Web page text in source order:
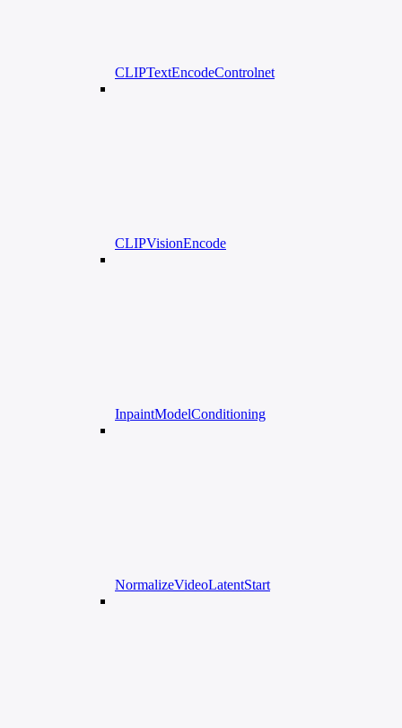
CLIPTextEncodeControlnet
CLIPVisionEncode
InpaintModelConditioning
NormalizeVideoLatentStart